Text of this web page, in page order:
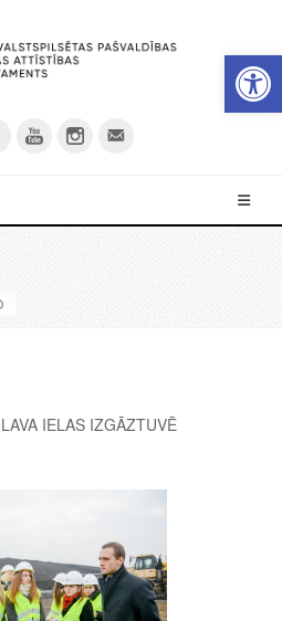
IELAS IZGĀZTUVĒ